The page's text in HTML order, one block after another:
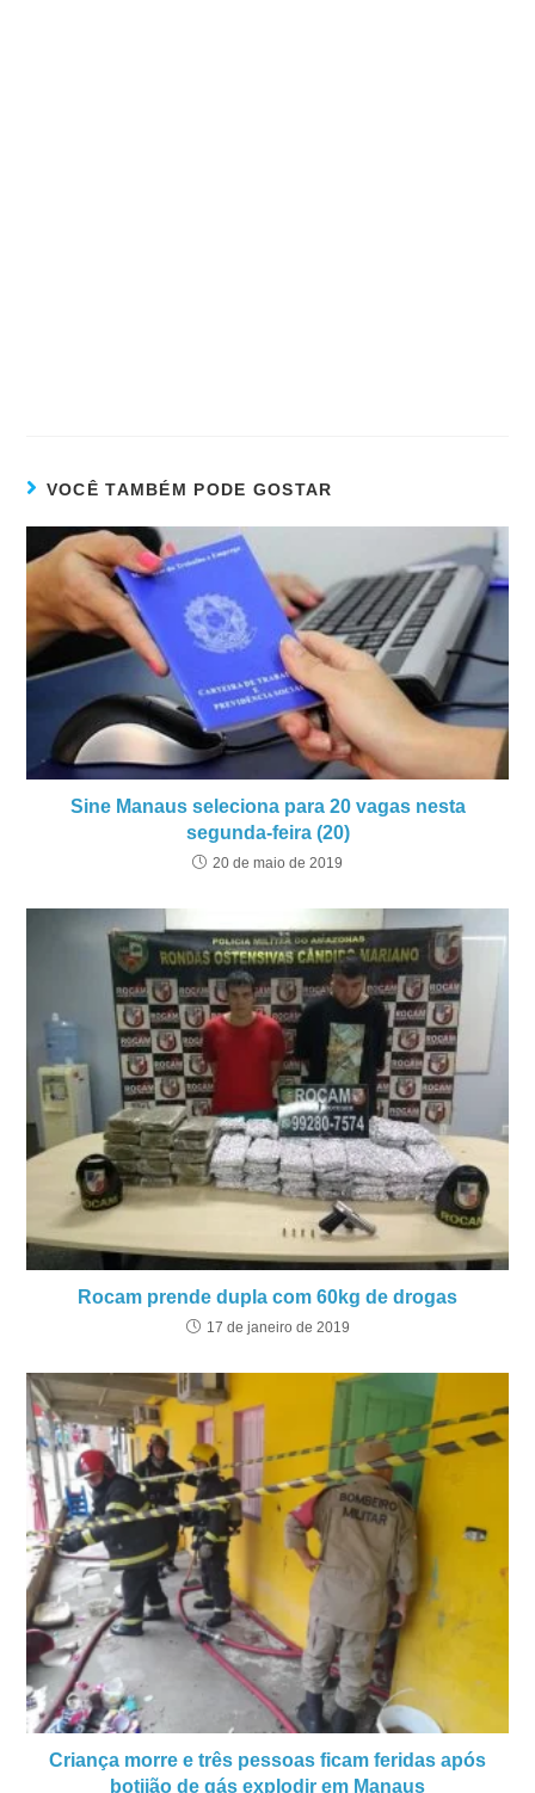
VOCÊ TAMBÉM PODE GOSTAR
Sine Manaus seleciona para 20 vagas nesta
segunda-feira (20)
20 de maio de 2019
Rocam prende dupla com 60kg de drogas
17 de janeiro de 2019
Criança morre e três pessoas ficam feridas após
botijão de gás explodir em Manaus